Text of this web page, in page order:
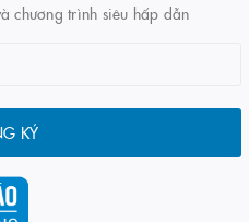
chương trình siêu hấp dẫn
KÝ